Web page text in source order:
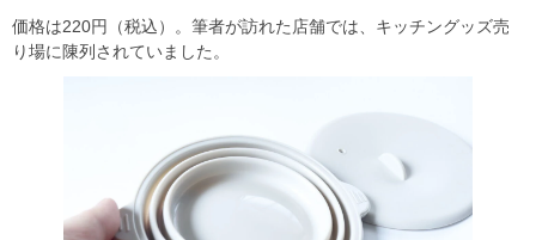
価格は220円（税込）。筆者が訪れた店舗では、キッチングッズ売
り場に陳列されていました。